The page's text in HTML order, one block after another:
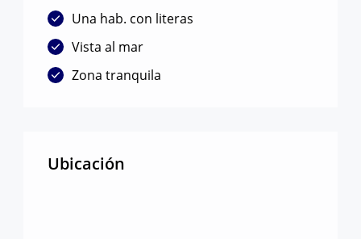
Una hab. con literas
Vista al mar
Zona tranquila
Ubicación